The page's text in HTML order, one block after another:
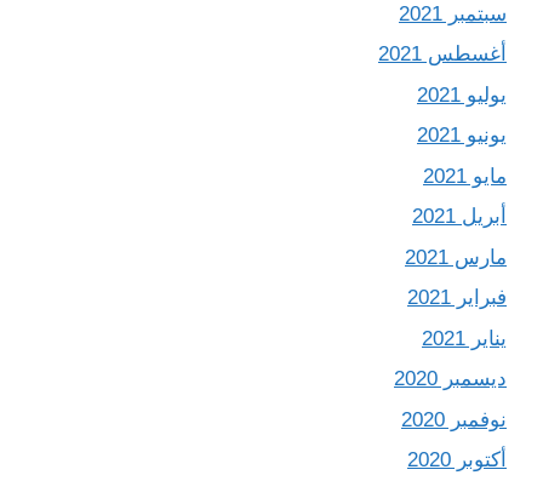
سبتمبر 2021
أغسطس 2021
يوليو 2021
يونيو 2021
مايو 2021
أبريل 2021
مارس 2021
فبراير 2021
يناير 2021
ديسمبر 2020
نوفمبر 2020
أكتوبر 2020